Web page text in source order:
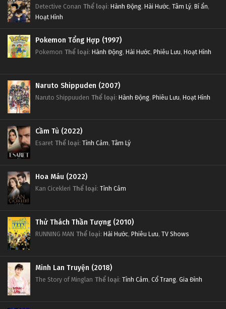
Detective Conan Thể loại: Hành Động, Hài Hước, Tâm Lý, Bí ẩn,
Hoạt Hình
Pokemon Tổng Hợp (1997)
Pokemon Thể loại: Hành Động, Hài Hước, Phiêu Lưu, Hoạt Hình
Naruto Shippuden (2007)
Naruto Shippuuden Thể loại: Hành Động, Phiêu Lưu, Hoạt Hình
Cầm Tù (2022)
Esaret Thể loại: Tình Cảm, Tâm Lý
Hoa Máu (2022)
Kan Cicekleri Thể loại: Tình Cảm
Thử Thách Thần Tượng (2010)
RUNNING MAN Thể loại: Hài Hước, Phiêu Lưu, TV Shows
Minh Lan Truyện (2018)
The Story of Minglan Thể loại: Tình Cảm, Cổ Trang, Gia Đình